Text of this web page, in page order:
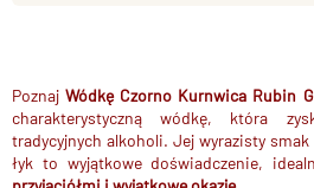
PoznajWódkę Czorno Kurnwica Rubin
charakterystyczną wódkę, która
tradycyjnych alkoholi. Jej wyrazisty
łyk to wyjątkowe doświadczenie,